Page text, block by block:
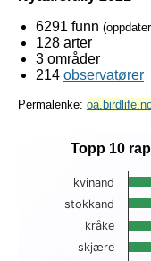
6291 funn
128 arter
3 områder
214 observatører
Permalenke:
Topp 10
Bar chart with 3
View as data table,
The chart has 1 X
The chart has 1 Y
Topp 10
kvinand
stokkand
kråke
skjære